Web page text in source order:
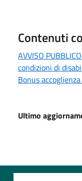
Contenuti
AVVISO
condizioni di
Bonus
Ultimo